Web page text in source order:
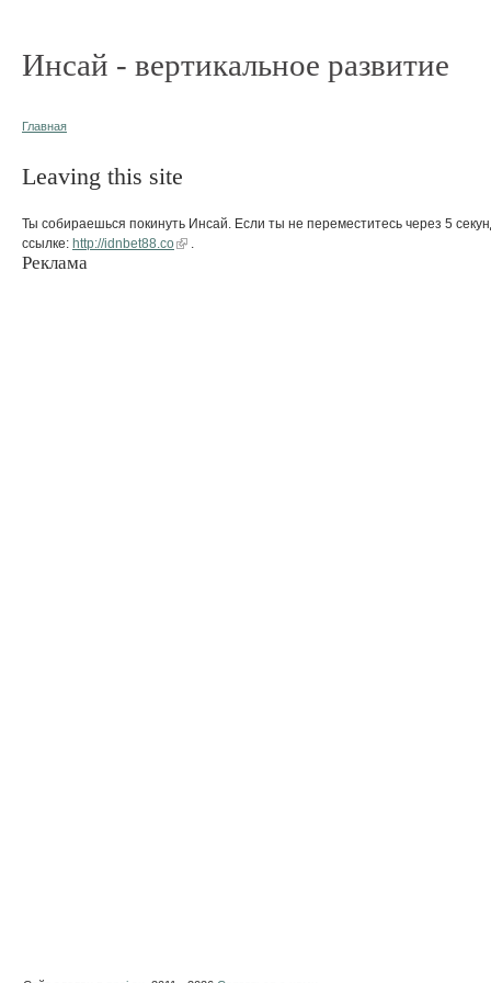
Инсай - вертикальное развитие
Главная
Leaving this site
Ты собираешься покинуть Инсай. Если ты не переместитесь через 5
ссылке: http://idnbet88.co
Реклама